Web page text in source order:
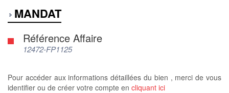
MANDAT
Référence Affaire
12472-FP1125
Pour accéder aux informations détaillées du bien , merci de vous
identifier ou de créer votre compte en cliquant ici